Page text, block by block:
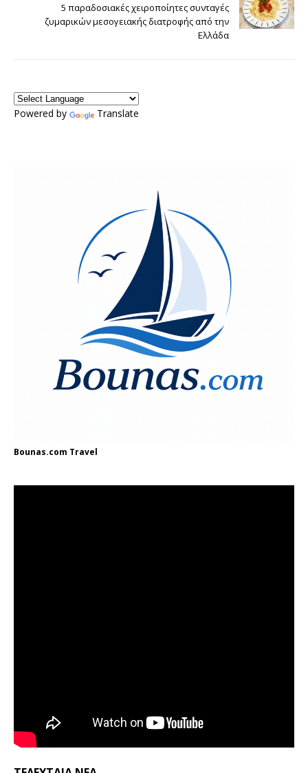
5 παραδοσιακές χειροποίητες συνταγές
ζυμαρικών μεσογειακής διατροφής από την
Ελλάδα
Powered by Translate
Bounas.com Travel